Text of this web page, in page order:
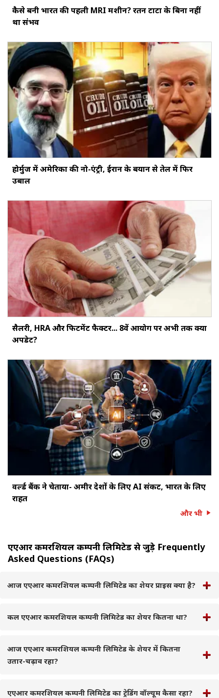
कैसे बनी भारत की पहली MRI मशीन? रतन टाटा के बिना नहीं
था संभव
होर्मुज में अमेरिका की नो-एंट्री, ईरान के बयान से तेल में फिर
उबाल
सैलरी, HRA और फिटमेंट फैक्‍टर... 8वें आयोग पर अभी तक क्‍या
अपडेट?
वर्ल्ड बैंक ने चेताया- अमीर देशों के लिए AI संकट, भारत के लिए
राहत
और भी
एएआर कमरशियल कम्पनी लिमिटेड से जुड़े Frequently
Asked Questions (FAQs)
आज एएआर कमरशियल कम्पनी लिमिटेड का शेयर प्राइस क्या है?
कल एएआर कमरशियल कम्पनी लिमिटेड का शेयर कितना था?
आज एएआर कमरशियल कम्पनी लिमिटेड के शेयर में कितना
उतार-चढ़ाव रहा?
एएआर कमरशियल कम्पनी लिमिटेड का ट्रेडिंग वॉल्यूम कैसा रहा?